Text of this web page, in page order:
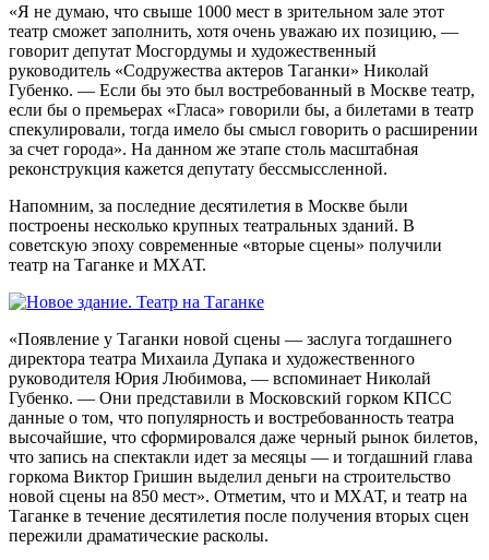
«Я не думаю, что свыше 1000 мест в зрительном зале этот
театр сможет заполнить, хотя очень уважаю их позицию, —
говорит депутат Мосгордумы и художественный
руководитель «Содружества актеров Таганки» Николай
Губенко. — Если бы это был востребованный в Москве театр,
если бы о премьерах «Гласа» говорили бы, а билетами в театр
спекулировали, тогда имело бы смысл говорить о расширении
за счет города». На данном же этапе столь масштабная
реконструкция кажется депутату бессмыссленной.
Напомним, за последние десятилетия в Москве были
построены несколько крупных театральных зданий. В
советскую эпоху современные «вторые сцены» получили
театр на Таганке и МХАТ.
«Появление у Таганки новой сцены — заслуга тогдашнего
директора театра Михаила Дупака и художественного
руководителя Юрия Любимова, — вспоминает Николай
Губенко. — Они представили в Московский горком КПСС
данные о том, что популярность и востребованность театра
высочайшие, что сформировался даже черный рынок билетов,
что запись на спектакли идет за месяцы — и тогдашний глава
горкома Виктор Гришин выделил деньги на строительство
новой сцены на 850 мест». Отметим, что и МХАТ, и театр на
Таганке в течение десятилетия после получения вторых сцен
пережили драматические расколы.